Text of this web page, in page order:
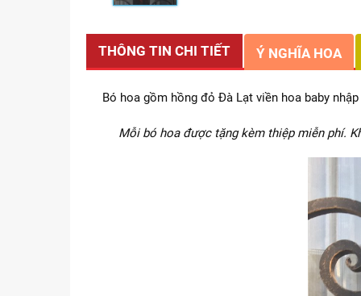
THÔNG TIN CHI TIẾT Ý NGHĨA HOA
Bó hoa gồm hồng đỏ Đà Lạt viền hoa baby
Mỗi bó hoa được tặng kèm thiệp miễn phí.